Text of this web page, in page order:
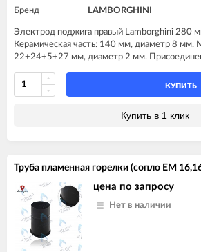
Бренд LAMBORGHINI
Электрод поджига правый Lamborghini 280
Керамическая часть: 140 мм, диаметр 8 мм.
22+24+5+27 мм, диаметр 2 мм.
КУПИТЬ
Купить в 1 клик
Труба пламенная горелки (сопло EM
цена по запросу
Нет в наличии